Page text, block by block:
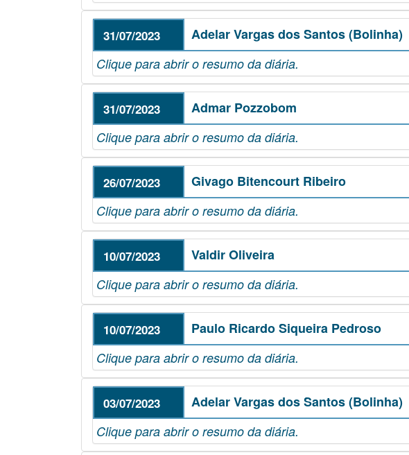
31/07/2023 Adelar Vargas dos Santos (Bolinha)
Clique para abrir o resumo da diária.
31/07/2023 Admar Pozzobom
Clique para abrir o resumo da diária.
26/07/2023 Givago Bitencourt Ribeiro
Clique para abrir o resumo da diária.
10/07/2023 Valdir Oliveira
Clique para abrir o resumo da diária.
10/07/2023 Paulo Ricardo Siqueira Pedroso
Clique para abrir o resumo da diária.
03/07/2023 Adelar Vargas dos Santos (Bolinha)
Clique para abrir o resumo da diária.